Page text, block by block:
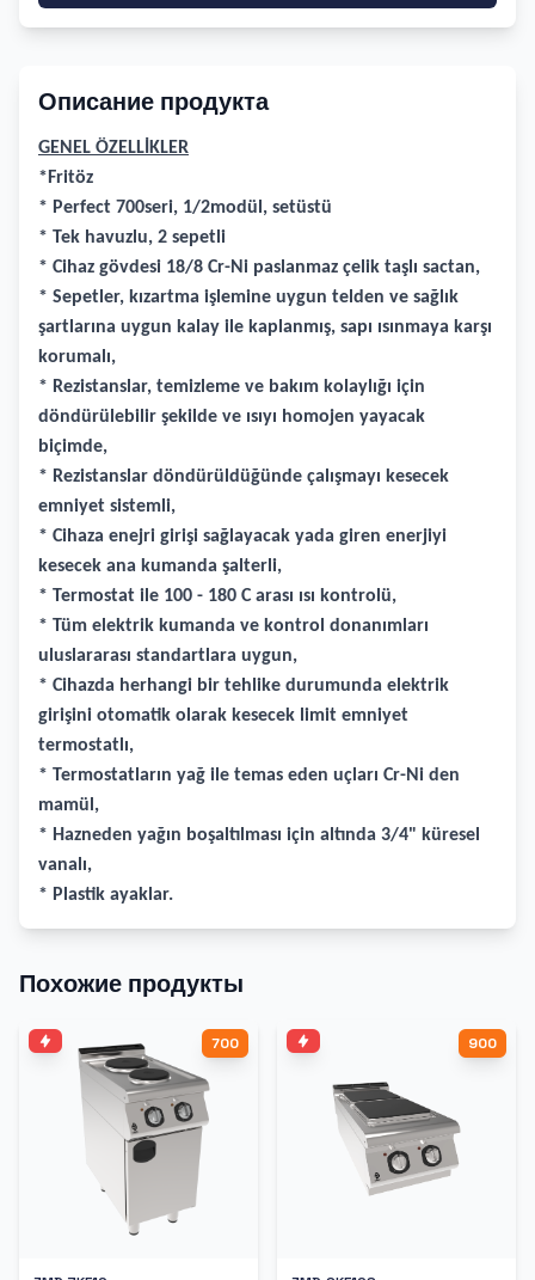
Описание продукта
GENEL ÖZELLİKLER
*Fritöz
* Perfect 700seri, 1/2modül, setüstü
* Tek havuzlu, 2 sepetli
* Cihaz gövdesi 18/8 Cr-Ni paslanmaz çelik taşlı sactan,
* Sepetler, kızartma işlemine uygun telden ve sağlık
şartlarına uygun kalay ile kaplanmış, sapı ısınmaya karşı
korumalı,
* Rezistanslar, temizleme ve bakım kolaylığı için
döndürülebilir şekilde ve ısıyı homojen yayacak
biçimde,
* Rezistanslar döndürüldüğünde çalışmayı kesecek
emniyet sistemli,
* Cihaza enejri girişi sağlayacak yada giren enerjiyi
kesecek ana kumanda şalterli,
* Termostat ile 100 - 180 C arası ısı kontrolü,
* Tüm elektrik kumanda ve kontrol donanımları
uluslararası standartlara uygun,
* Cihazda herhangi bir tehlike durumunda elektrik
girişini otomatik olarak kesecek limit emniyet
termostatlı,
* Termostatların yağ ile temas eden uçları Cr-Ni den
mamül,
* Hazneden yağın boşaltılması için altında 3/4" küresel
vanalı,
* Plastik ayaklar.
Похожие продукты
700 900